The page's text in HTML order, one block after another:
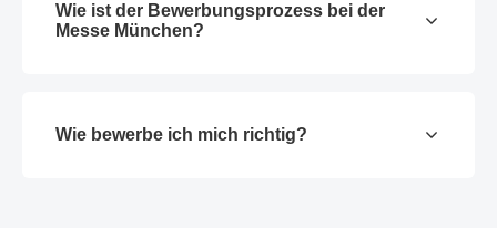
Wie ist der Bewerbungsprozess bei der
Messe München?
Wie bewerbe ich mich richtig?